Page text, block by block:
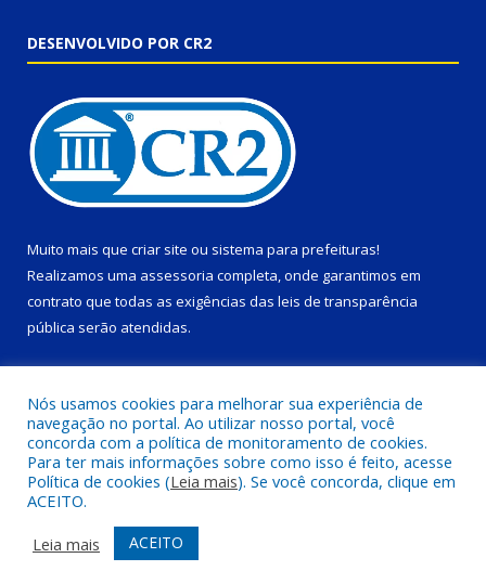
DESENVOLVIDO POR CR2
Muito mais que criar site ou sistema para prefeituras!
Realizamos uma assessoria completa, onde garantimos em
contrato que todas as exigências das leis de transparência
pública serão atendidas.
Todos os direitos reservados a Prefeitura Municipal de Ponta de
Acessar Área Administrativa
Nós usamos cookies para melhorar sua experiência de
navegação no portal. Ao utilizar nosso portal, você
concorda com a política de monitoramento de cookies.
Para ter mais informações sobre como isso é feito, acesse
Política de cookies (Leia mais). Se você concorda, clique em
ACEITO.
Leia mais
ACEITO